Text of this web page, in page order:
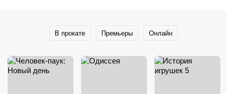
В прокате Премьеры Онлайн